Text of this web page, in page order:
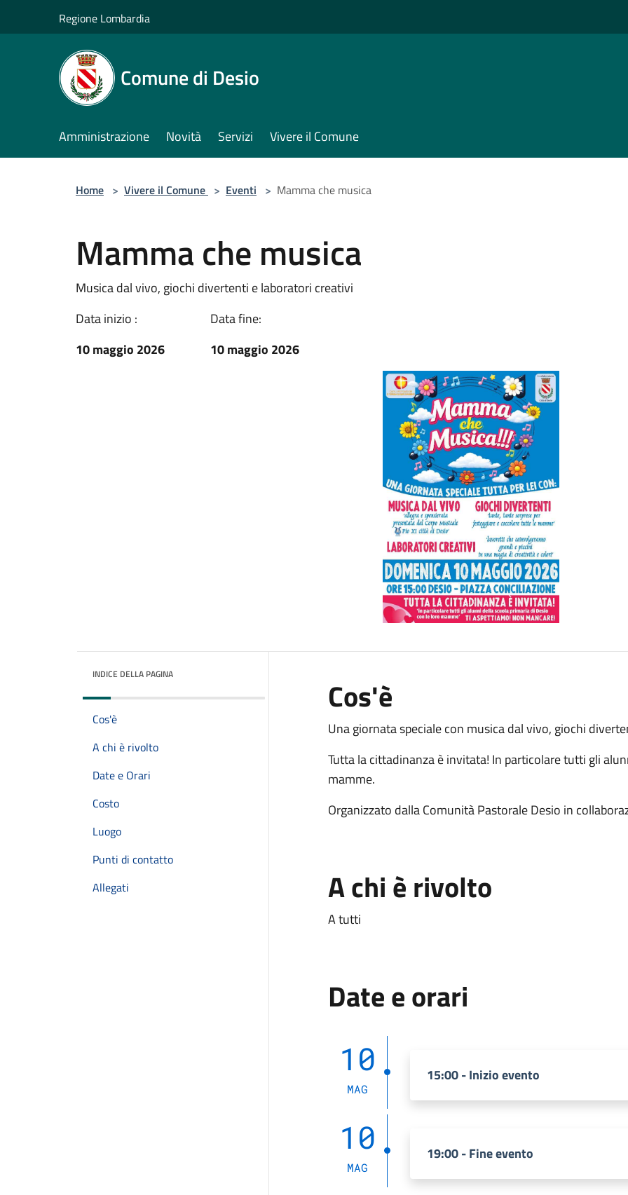
Regione Lombardia
Comune di Desio
Amministrazione Novità Servizi Vivere il Comune
Home > Vivere il Comune > Eventi > Mamma che musica
Mamma che musica
Musica dal vivo, giochi divertenti e laboratori creativi
Data inizio :
10 maggio 2026
Data fine:
10 maggio 2026
INDICE DELLA PAGINA
Cos'è
A chi è rivolto
Date e Orari
Costo
Luogo
Punti di contatto
Allegati
Cos'è
Una giornata speciale con musica dal vivo, giochi
Tutta la cittadinanza è invitata! In particolare tutti gli
mamme.
Organizzato dalla Comunità Pastorale Desio in
A chi è rivolto
A tutti
Date e orari
10
MAG
15:00 - Inizio evento
10
MAG
19:00 - Fine evento